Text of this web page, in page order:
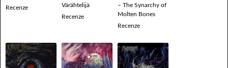
Recenze
Värähtelijä
Recenze
– The Synarchy of
Molten Bones
Recenze